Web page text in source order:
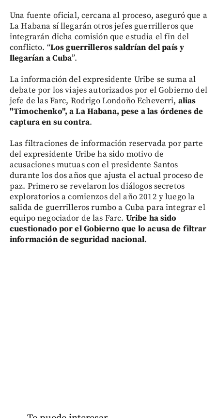
Una fuente oficial, cercana al proceso, aseguró que a
La Habana sí llegarán otros jefes guerrilleros que
integrarán dicha comisión que estudia el fin del
conflicto. “Los guerrilleros saldrían del país y
llegarían a Cuba”.
La información del expresidente Uribe se suma al
debate por los viajes autorizados por el Gobierno del
jefe de las Farc, Rodrigo Londoño Echeverri, alias
"Timochenko", a La Habana, pese a las órdenes de
captura en su contra.
Las filtraciones de información reservada por parte
del expresidente Uribe ha sido motivo de
acusaciones mutuas con el presidente Santos
durante los dos años que ajusta el actual proceso de
paz. Primero se revelaron los diálogos secretos
exploratorios a comienzos del año 2012 y luego la
salida de guerrilleros rumbo a Cuba para integrar el
equipo negociador de las Farc. Uribe ha sido
cuestionado por el Gobierno que lo acusa de filtrar
información de seguridad nacional.